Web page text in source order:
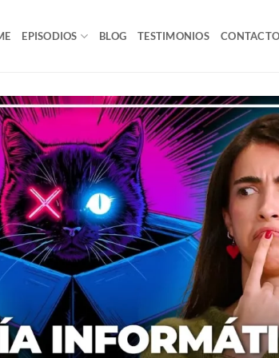
EPISODIOS BLOG TESTIMONIOS CONTACTO